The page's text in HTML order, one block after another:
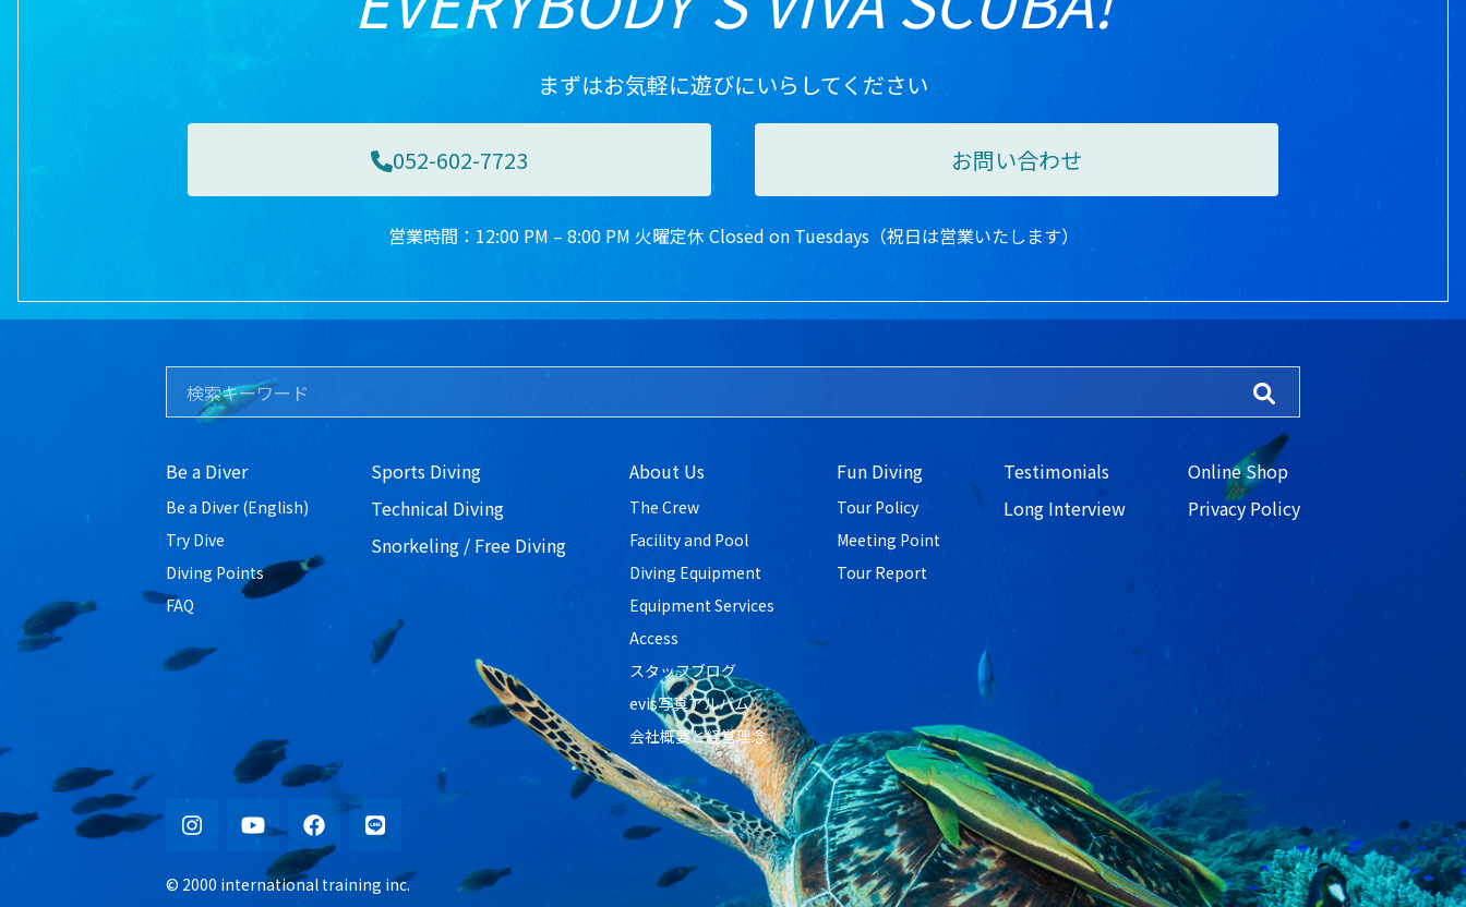
まずはお気軽に遊びにいらしてください
052-602-7723 お問い合わせ
営業時間：12:00 PM – 8:00 PM 火曜定休 Closed on Tuesdays（祝日は営業いたします）
Be a Diver
Be a Diver (English)
Try Dive
Diving Points
FAQ
Sports Diving
Technical Diving
Snorkeling / Free Diving
About Us
The Crew
Facility and Pool
Diving Equipment
Equipment Services
Access
スタッフブログ
evis写真アルバム
会社概要と経営理念
Fun Diving
Tour Policy
Meeting Point
Tour Report
Testimonials
Long Interview
Online Shop
Privacy Policy
© 2000 international training inc.